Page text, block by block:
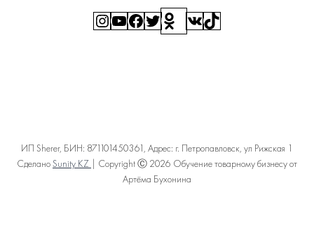
Instagram
YouTube
Facebook
TwitterСсылкаВКонтакте
TikTok
ИП Sherer, БИН: 871101450361, Адрес: г. Петропавловск, ул Рижская 1
Сделано Sunity KZ | Copyright Ⓒ 2026 Обучение товарному бизнесу от
Артёма Бухонина